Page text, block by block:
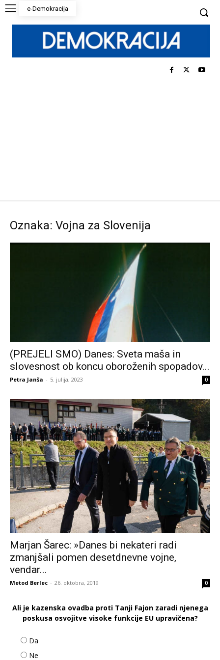
e-Demokracija
Oznaka: Vojna za Slovenija
(PREJELI SMO) Danes: Sveta maša in
slovesnost ob koncu oboroženih spopadov...
Petra Janša - 5. julija, 2023 0
Marjan Šarec: »Danes bi nekateri radi
zmanjšali pomen desetdnevne vojne,
vendar...
Metod Berlec - 26. oktobra, 2019 0
Ali je kazenska ovadba proti Tanji Fajon zaradi njenega
poskusa osvojitve visoke funkcije EU upravičena?
Da
Ne